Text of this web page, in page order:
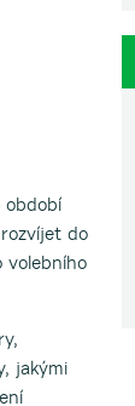
období
do
volebního
jakými